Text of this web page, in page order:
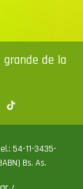
de la
54-11-3435-
Bs. As.